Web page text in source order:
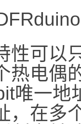
性可以
热电偶
唯一地
，在多